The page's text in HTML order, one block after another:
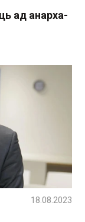
ад анарха-
18.08.2023